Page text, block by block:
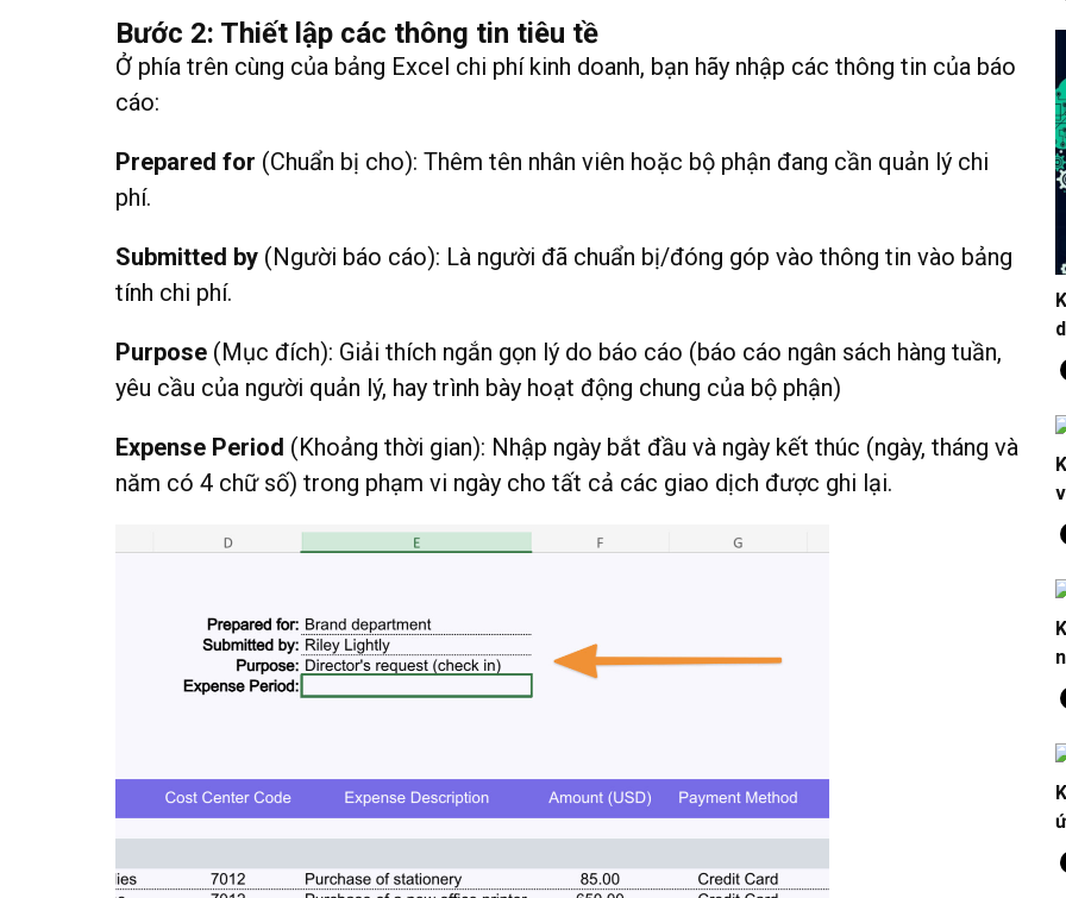
Bước 2: Thiết lập các thông tin tiêu tề
Ở phía trên cùng của bảng Excel chi phí kinh doanh, bạn hãy nhập các thông tin của báo
cáo:
Prepared for (Chuẩn bị cho): Thêm tên nhân viên hoặc bộ phận đang cần quản lý chi
phí.
Submitted by (Người báo cáo): Là người đã chuẩn bị/đóng góp vào thông tin vào bảng
tính chi phí.
Purpose (Mục đích): Giải thích ngắn gọn lý do báo cáo (báo cáo ngân sách hàng tuần,
yêu cầu của người quản lý, hay trình bày hoạt động chung của bộ phận)
Expense Period (Khoảng thời gian): Nhập ngày bắt đầu và ngày kết thúc (ngày, tháng và
năm có 4 chữ số) trong phạm vi ngày cho tất cả các giao dịch được ghi lại.